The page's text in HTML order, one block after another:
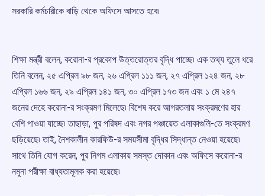
সরকারি কর্মচারীকে বাড়ি থেকে অফিসে আসতে হবে৷
শিক্ষা মন্ত্রী বলেন, করোনা-র প্রকোপ উত্তরোত্তর বৃদ্ধি পাচ্ছে৷ এক তথ্য তুলে ধরে
তিনি বলেন, ২৫ এপ্রিল ৯৮ জন, ২৬ এপ্রিল ১১১ জন, ২৭ এপ্রিল ১২৪ জন, ২৮
এপ্রিল ১৬৬ জন, ২৯ এপ্রিল ১৪১ জন, ৩০ এপ্রিল ১৭৩ জন এবং ১ মে ২৪৭
জনের দেহে করোনা-র সংক্রমণ মিলেছে৷ বিশেষ করে আগরতলায় সংক্রমণের হার
বেশি পাওয়া যাচ্ছে৷ তাছাড়া, পুর পরিষদ এবং নগর পঞ্চায়েত এলাকাগুলি-তে সংক্রমণ
ছড়িয়েছে৷ তাই, নৈশকালীন কারফিউ-র সময়সীমা বৃদ্ধির সিদ্ধান্ত নেওয়া হয়েছে৷
সাথে তিনি যোগ করেন, পুর নিগম এলাকায় সমস্ত দোকান এবং অফিসে করোনা-র
নমুনা পরীক্ষা বাধ্যতামূলক করা হয়েছে৷